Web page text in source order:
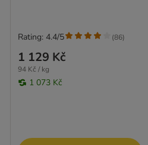
1 129 Kč
94 Kč / kg
1 073 Kč
Rating: 4.4/5 (86)